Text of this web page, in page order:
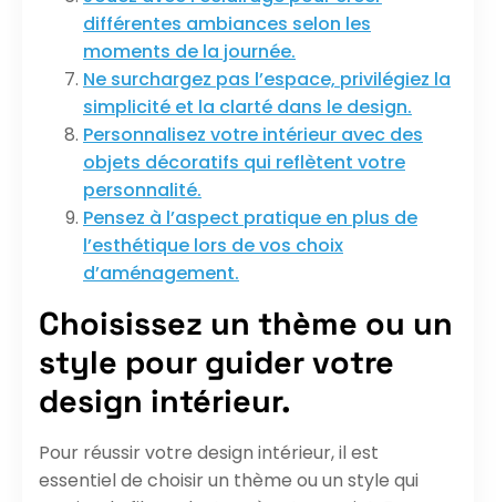
différentes ambiances selon les
moments de la journée.
Ne surchargez pas l’espace, privilégiez la
simplicité et la clarté dans le design.
Personnalisez votre intérieur avec des
objets décoratifs qui reflètent votre
personnalité.
Pensez à l’aspect pratique en plus de
l’esthétique lors de vos choix
d’aménagement.
Choisissez un thème ou un
style pour guider votre
design intérieur.
Pour réussir votre design intérieur, il est
essentiel de choisir un thème ou un style qui